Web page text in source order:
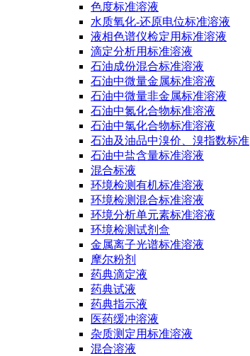
色度标准溶液
水质氧化-还原电位标准溶液
液相色谱仪检定用标准溶液
滴定分析用标准溶液
石油成份混合标准溶液
石油中微量金属标准溶液
石油中微量非金属标准溶液
石油中氮化合物标准溶液
石油中氯化合物标准溶液
石油及油品中溴价、溴指数标准
石油中盐含量标准溶液
混合标液
环境检测有机标准溶液
环境检测混合标准溶液
环境分析单元素标准溶液
环境检测试剂盒
金属离子光谱标准溶液
摩尔粉剂
药典滴定液
药典试液
药典指示液
医药缓冲溶液
杂质测定用标准溶液
混合溶液